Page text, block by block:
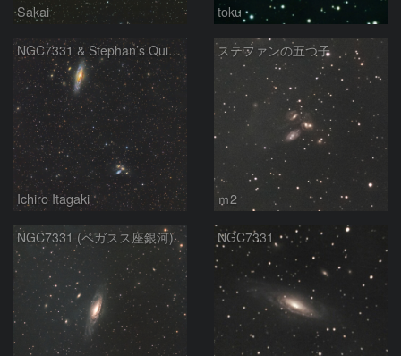
Sakai toku
NGC7331 & Stephan’s Quintet
Ichiro Itagaki
ステファンの五つ子
ｍ2
NGC7331 (ペガスス座銀河) NGC7331